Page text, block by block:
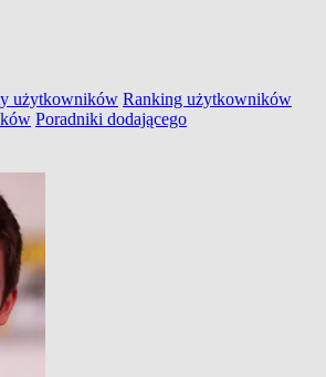
użytkowników Ranking użytkowników
Poradniki dodającego